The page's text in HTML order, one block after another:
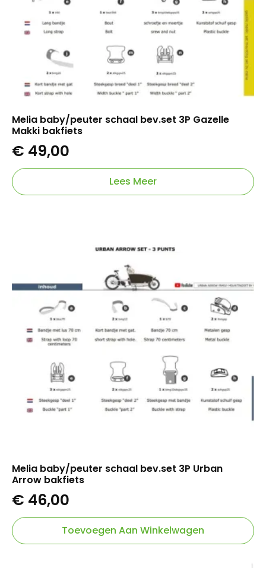
Melia baby/peuter schaal bev.set 3P Gazelle
Makki bakfiets
€ 49,00
Lees Meer
Melia baby/peuter schaal bev.set 3P Urban
Arrow bakfiets
€ 46,00
Toevoegen Aan Winkelwagen